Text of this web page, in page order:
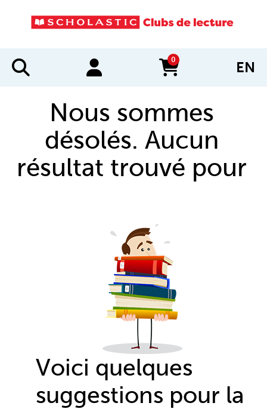
0
items in cart EN
Nous sommes
désolés. Aucun
résultat trouvé pour
Voici quelques
suggestions pour la